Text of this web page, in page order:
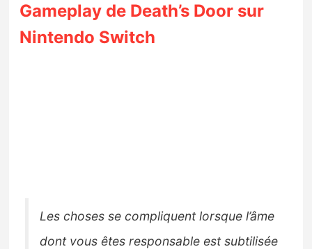
Bons plans
Gameplay de Death’s Door sur
Nintendo Switch
Les choses se compliquent lorsque l’âme
dont vous êtes responsable est subtilisée